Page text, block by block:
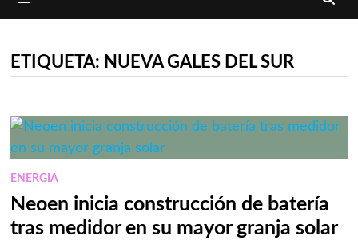
ETIQUETA: NUEVA GALES DEL SUR
ENERGIA
Neoen inicia construcción de batería
tras medidor en su mayor granja solar